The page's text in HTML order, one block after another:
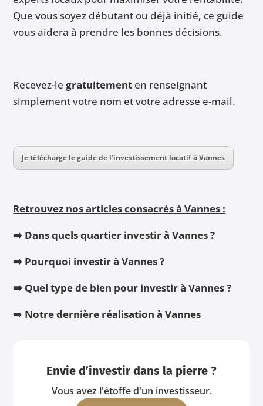
Que vous soyez débutant ou déjà initié, ce guide
vous aidera à prendre les bonnes décisions.
Recevez-legratuitement en renseignant
simplement votre nom et votre adresse e-mail.
Je télécharge le guide de l’investissement locatif à Vannes
Retrouvez nos articles consacrés à Vannes :
➡️ Dans quels quartier investir à Vannes ?
➡️ Pourquoi investir à Vannes ?
➡️ Quel type de bien pour investir à Vannes ?
➡️ Notre dernière réalisation à Vannes
Envie d’investir dans la pierre ?
Vous avez l'étoffe d'un investisseur.